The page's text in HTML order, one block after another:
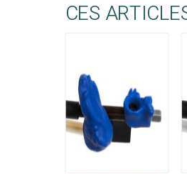
CES